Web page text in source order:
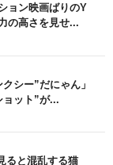
ョン映画ばりのY
高さを見せ...
シー”だにゃん」
ット”が...
と混乱する猫